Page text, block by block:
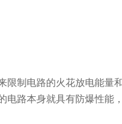
制电路的火花放电能量
路本身就具有防爆性能